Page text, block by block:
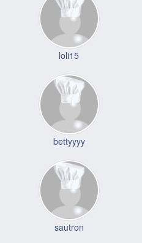
loli15
bettyyyy
sautron